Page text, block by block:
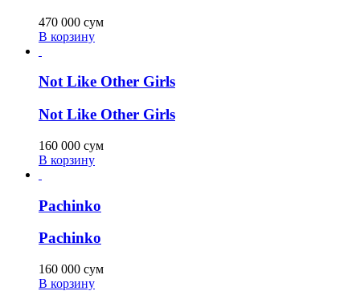
470 000 сум
В корзину
Not Like Other Girls
Not Like Other Girls
160 000 сум
В корзину
Pachinko
Pachinko
160 000 сум
В корзину